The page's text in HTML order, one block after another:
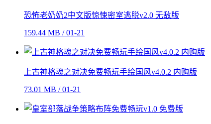
恐怖老奶奶2中文版惊悚密室逃脱v2.0 无敌版
159.44 MB / 01-21
上古神格魂之对决免费畅玩手绘国风v4.0.2 内购版
73.01 MB / 01-21